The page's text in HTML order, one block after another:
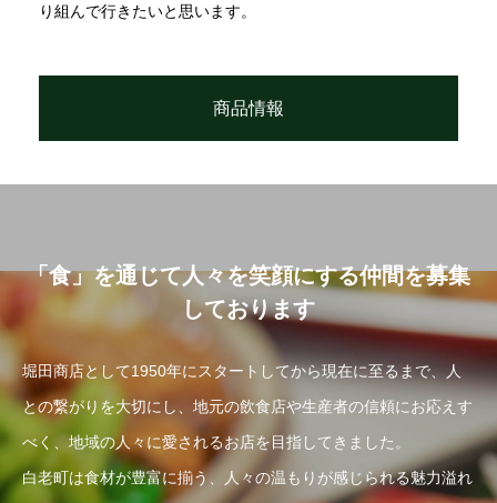
り組んで行きたいと思います。
商品情報
「食」を通じて人々を笑顔にする仲間を募集
しております
堀田商店として1950年にスタートしてから現在に至るまで、人
との繋がりを大切にし、地元の飲食店や生産者の信頼にお応えす
べく、地域の人々に愛されるお店を目指してきました。
白老町は食材が豊富に揃う、人々の温もりが感じられる魅力溢れ